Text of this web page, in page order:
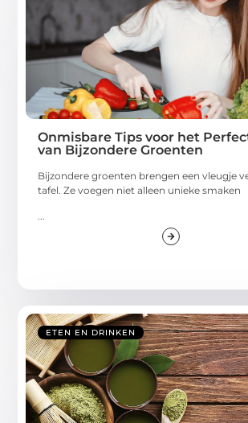
Onmisbare Tips voor het
van Bijzondere Groenten
Bijzondere groenten brengen een vleugje
tafel. Ze voegen niet alleen unieke smaken
...
ETEN EN DRINKEN